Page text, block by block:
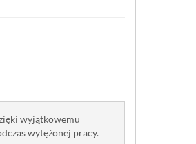
wyjątkowemu
wytężonej pracy.